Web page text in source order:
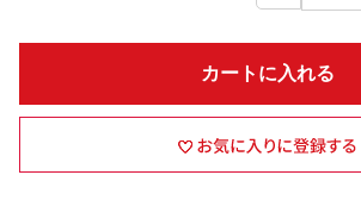
カートに入れる